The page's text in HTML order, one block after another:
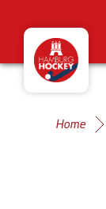
Home